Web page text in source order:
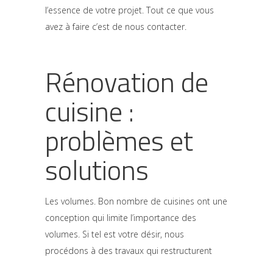
l’essence de votre projet. Tout ce que vous
avez à faire c’est de nous contacter.
Rénovation de
cuisine :
problèmes et
solutions
Les volumes. Bon nombre de cuisines ont une
conception qui limite l’importance des
volumes. Si tel est votre désir, nous
procédons à des travaux qui restructurent